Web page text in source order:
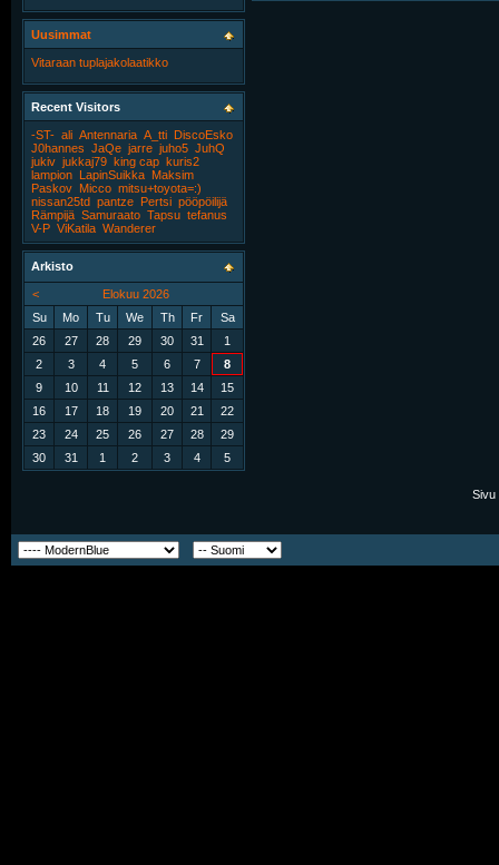
Uusimmat
Vitaraan tuplajakolaatikko
Recent Visitors
-ST- ali Antennaria A_tti
DiscoEsko
J0hannes JaQe jarre juho5 JuhQ
jukiv jukkaj79 king cap kuris2
lampion
LapinSuikka Maksim
Paskov Micco mitsu+toyota=:)
nissan25td pantze Pertsi pööpöilijä
Rämpijä Samuraato Tapsu tefanus
V-P ViKatila Wanderer
Arkisto
<
Elokuu 2026
Su
Mo Tu We Th Fr
Sa
26
27 28 29 30 31
1
2
3 4 5 6 7
8
9
10 11 12 13 14
15
16
17 18 19 20 21
22
23
24 25 26 27 28
29
30
31 1 2 3 4 5
Sivu